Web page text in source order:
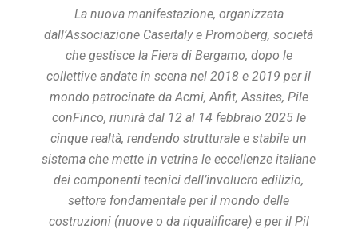
La nuova manifestazione, organizzata
dall’Associazione Caseitalye Promoberg, società
che gestisce la Fiera di Bergamo, dopo le
collettive andate in scena nel 2018 e 2019 per il
mondo patrocinate da Acmi, Anfit, Assites, Pile
conFinco, riunirà dal 12 al 14 febbraio 2025 le
cinque realtà, rendendo strutturale e stabile un
sistema che mette in vetrina le eccellenze italiane
dei componenti tecnici dell’involucro edilizio,
settore fondamentale per il mondo delle
costruzioni (nuove o da riqualificare) e per il Pil